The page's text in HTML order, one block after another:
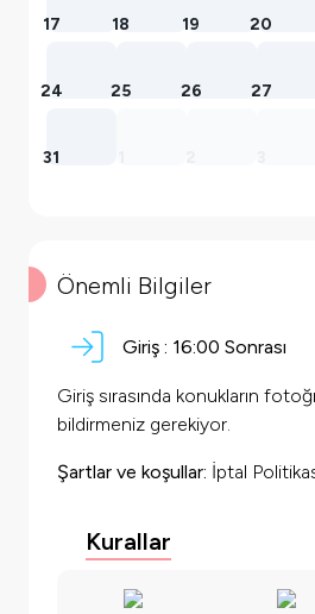
17 18 19 20
24 25 26 27
31
Önemli Bilgiler
Giriş : 16:00 Sonrası
Giriş sırasında konukların
bildirmeniz gerekiyor.
Şartlar ve koşullar: İptal
Kurallar